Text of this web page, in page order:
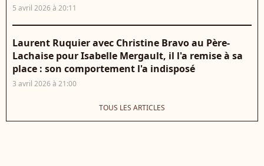
5 avril 2026 à 20:11
Laurent Ruquier avec Christine Bravo au Père-
Lachaise pour Isabelle Mergault, il l'a remise à sa
place : son comportement l'a indisposé
3 avril 2026 à 21:00
TOUS LES ARTICLES